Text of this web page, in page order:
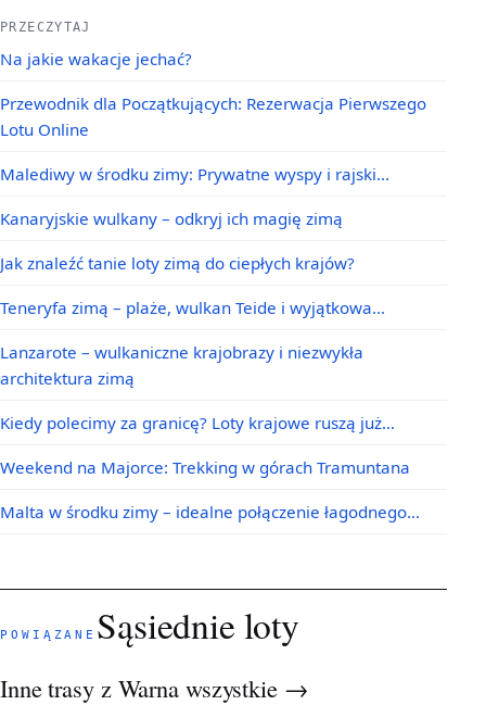
PRZECZYTAJ
Na jakie wakacje jechać?
Przewodnik dla Początkujących: Rezerwacja Pierwszego
Lotu Online
Malediwy w środku zimy: Prywatne wyspy i rajski…
Kanaryjskie wulkany – odkryj ich magię zimą
Jak znaleźć tanie loty zimą do ciepłych krajów?
Teneryfa zimą – plaże, wulkan Teide i wyjątkowa…
Lanzarote – wulkaniczne krajobrazy i niezwykła
architektura zimą
Kiedy polecimy za granicę? Loty krajowe ruszą już…
Weekend na Majorce: Trekking w górach Tramuntana
Malta w środku zimy – idealne połączenie łagodnego…
POWIĄZANE Sąsiednie loty
Inne trasy z Warna wszystkie →